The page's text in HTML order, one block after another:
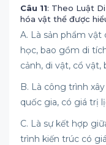
Câu 11: Theo Luật
hóa vật thể được
A. Là sản phẩm vật
học, bao gồm di
cảnh, di vật, cổ vật,
B. Là công trình
quốc gia, có giá trị
C. Là sự kết hợp
trình kiến trúc có